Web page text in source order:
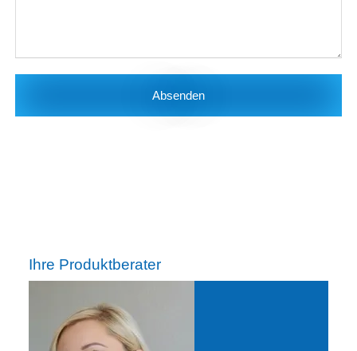
Absenden
Ihre Produktberater